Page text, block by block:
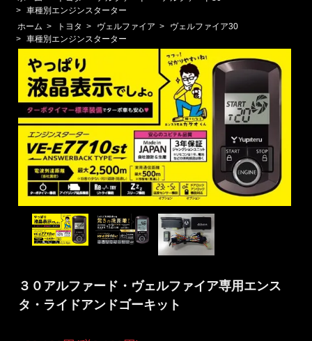
> 車種別エンジンスターター
ホーム > トヨタ > ヴェルファイア >
ヴェルファイア30
> 車種別エンジンスターター
３０アルファード・ヴェルファイア専用エンス
タ・ライドアンドゴーキット